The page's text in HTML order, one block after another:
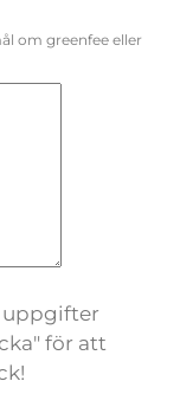
om greenfee eller
uppgifter
för att